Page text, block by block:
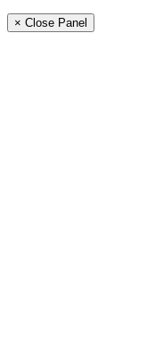
× Close Panel